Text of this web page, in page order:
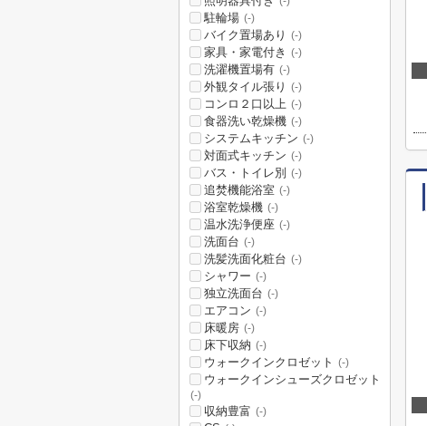
駐輪場 (-)
バイク置場あり (-)
家具・家電付き (-)
洗濯機置場有 (-)
外観タイル張り (-)
コンロ２口以上 (-)
食器洗い乾燥機 (-)
システムキッチン (-)
対面式キッチン (-)
バス・トイレ別 (-)
追焚機能浴室 (-)
浴室乾燥機 (-)
温水洗浄便座 (-)
洗面台 (-)
洗髪洗面化粧台 (-)
シャワー (-)
独立洗面台 (-)
エアコン (-)
床暖房 (-)
床下収納 (-)
ウォークインクロゼット (-)
ウォークインシューズクロゼット
(-)
収納豊富 (-)